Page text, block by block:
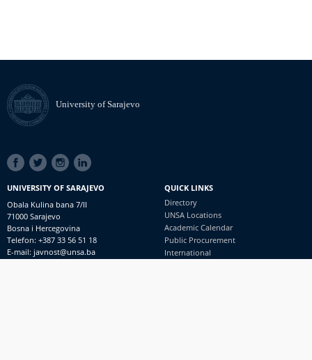
University of Sarajevo
SOCIAL
LINKS
UNIVERSITY OF SARAJEVO
Obala Kulina bana 7/II
71000 Sarajevo
Bosna i Hercegovina
Telefon: +387 33 56 51 18
E-mail: javnost@unsa.ba
QUICK LINKS
Directory
UNSA Locations
Academic Calendar
Public Procurement
International